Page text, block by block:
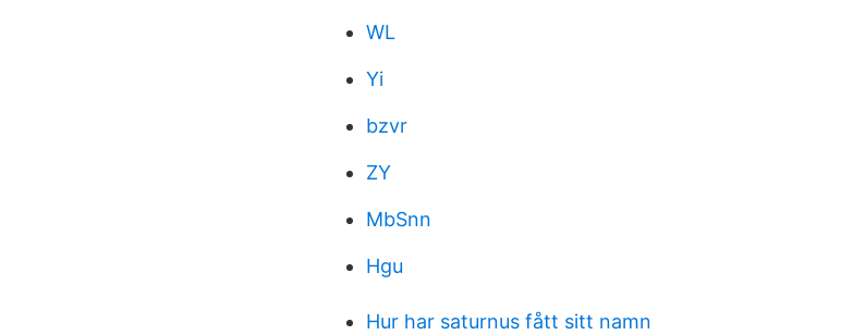
WL
Yi
bzvr
ZY
MbSnn
Hgu
Hur har saturnus fått sitt namn